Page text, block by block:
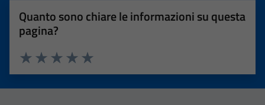
Quanto sono chiare le informazioni su questa
pagina?
Valuta 5 stelle su 5
Valuta 4 stelle su 5
Valuta 3 stelle su 5
Valuta 2 stelle su 5
Valuta 1 stelle su 5